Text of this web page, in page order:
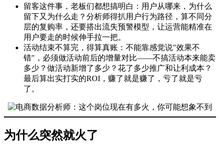
留客这件事，老板们都想搞明白：用户从哪来，为什么
留下又为什么走？分析师得扒用户行为路径，算不同分
层的复购率，还要搭出流失预警模型，让运营能精准在
用户要走的时候伸手拉一把。
活动结束不算完，得算真账：不能靠感觉说"效果不
错"，必须做活动前后的增量对比——不搞活动本来能卖
多少？做活动新增了多少？花了多少推广和让利成本？
最后算出实打实的ROI，赚了就是赚了，亏了就是亏
了。
为什么突然就火了